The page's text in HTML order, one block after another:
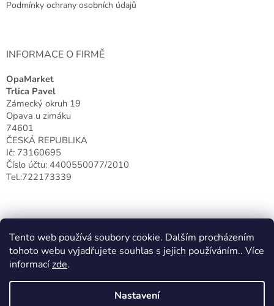
Tento web používá soubory cookie. Dalším procházením
tohoto webu vyjadřujete souhlas s jejich používáním.. Více
informacízde.
Nastavení
Podmínky ochrany osobních údajů
INFORMACE O FIRMĚ
OpaMarket
Trlica Pavel
Zámecký okruh 19
Opava u zimáku
74601
ČESKÁ REPUBLIKA
Ič: 73160695
Číslo účtu: 4400550077/2010
Tel.:722173339
Vytvořil Shoptet